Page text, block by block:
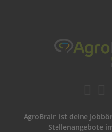
AgroBrain ist deine
Stellenangebote